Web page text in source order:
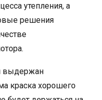
утепления, а
решения
выдержан
краска хорошего